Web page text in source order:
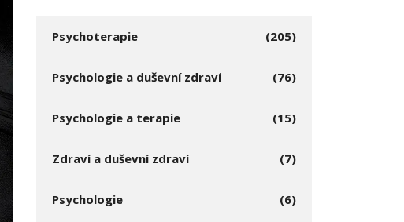
Psychoterapie (205)
Psychologie a duševní zdraví (76)
Psychologie a terapie (15)
Zdraví a duševní zdraví (7)
Psychologie (6)